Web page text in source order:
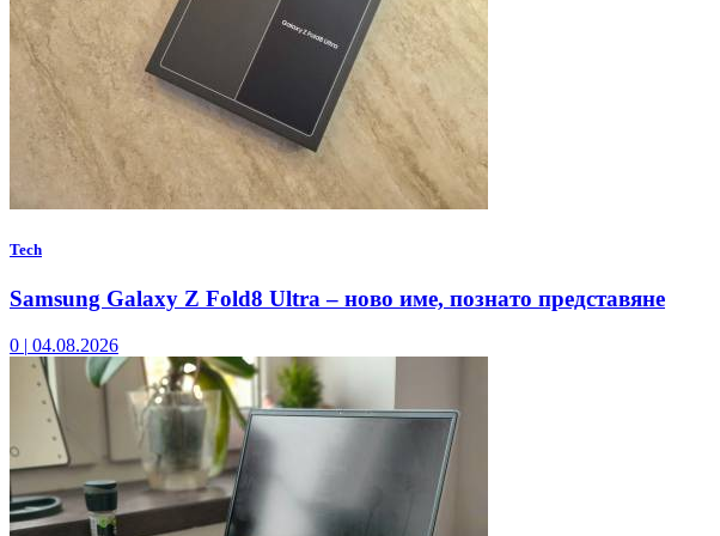
Tech
Samsung Galaxy Z Fold8 Ultra – ново име, познато представяне
0 | 04.08.2026